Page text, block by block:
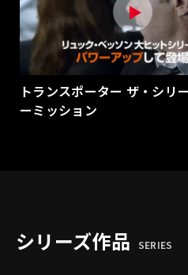
トランスポーター ザ・シ
ーミッション
シリーズ作品 SERIES